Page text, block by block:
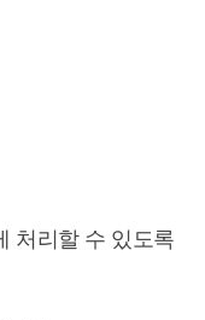
처리할 수 있도록